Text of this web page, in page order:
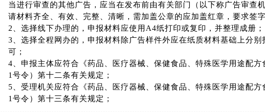
当进行审查的其他广告，应当在发布前由有关部门（以下称广告审查
请材料齐全、有效、完整、清晰，需加盖公章的应加盖红章，要求签
2、选择线下办理的，申报材料应使用A4纸打印或复印，并整理成册；
3、选择全程网办的，申报材料除广告样件外应在纸质材料基础上分
可；
4、申报主体应符合《药品、医疗器械、保健食品、特殊医学用途配
1号令）第十二条有关规定；
5、受理机关应符合《药品、医疗器械、保健食品、特殊医学用途配
1号令）第十三条有关规定；